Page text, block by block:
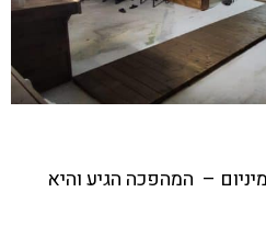
– המהפכה הגיע והיא